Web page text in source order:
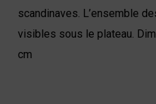
scandinaves. L’ensemble
visibles sous le plateau.
cm